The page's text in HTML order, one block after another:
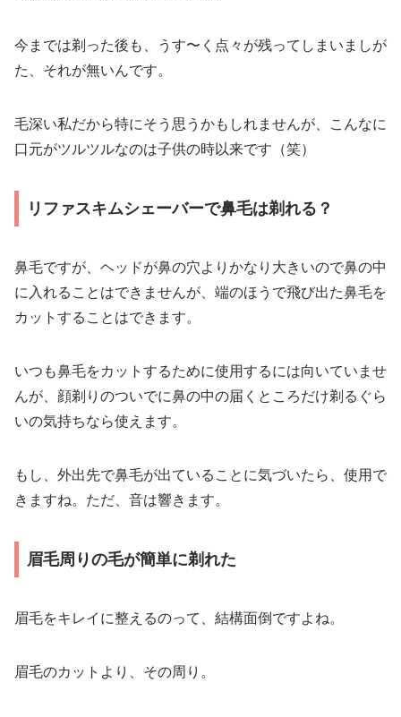
今までは剃った後も、うす〜く点々が残ってしまいましが
た、それが無いんです。
毛深い私だから特にそう思うかもしれませんが、こんなに
口元がツルツルなのは子供の時以来です（笑）
リファスキムシェーバーで鼻毛は剃れる？
鼻毛ですが、ヘッドが鼻の穴よりかなり大きいので鼻の中
に入れることはできませんが、端のほうで飛び出た鼻毛を
カットすることはできます。
いつも鼻毛をカットするために使用するには向いていませ
んが、顔剃りのついでに鼻の中の届くところだけ剃るぐら
いの気持ちなら使えます。
もし、外出先で鼻毛が出ていることに気づいたら、使用で
きますね。ただ、音は響きます。
眉毛周りの毛が簡単に剃れた
眉毛をキレイに整えるのって、結構面倒ですよね。
眉毛のカットより、その周り。